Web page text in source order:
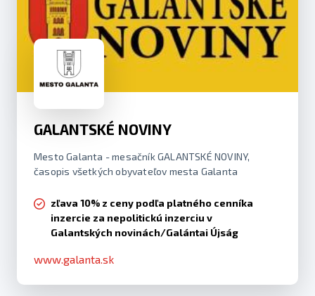
GALANTSKÉ NOVINY
Mesto Galanta - mesačník GALANTSKÉ NOVINY,
časopis všetkých obyvateľov mesta Galanta
zľava 10% z ceny podľa platného cenníka
inzercie za nepolitickú inzerciu v
Galantských novinách/Galántai Újság
www.galanta.sk